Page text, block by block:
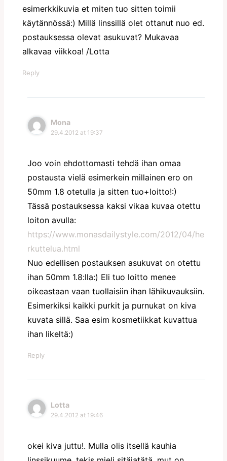
esimerkkikuvia et miten tuo sitten toimii
käytännössä:) Millä linssillä olet ottanut nuo ed.
postauksessa olevat asukuvat? Mukavaa
alkavaa viikkoa! /Lotta
Reply
Mona
29.4.2012 at 19:37
Joo voin ehdottomasti tehdä ihan omaa
postausta vielä esimerkein millainen ero on
50mm 1.8 otetulla ja sitten tuo+loitto!:)
Tässä postauksessa kaksi vikaa kuvaa otettu
loiton avulla:
https://www.monasdailystyle.com/2012/04/he
rkuttelua.html
Nuo edellisen postauksen asukuvat on otettu
ihan 50mm 1.8:lla:) Eli tuo loitto menee
oikeastaan vaan tuollaisiin ihan lähikuvauksiin.
Esimerkiksi kaikki purkit ja purnukat on kiva
kuvata sillä. Saa esim kosmetiikkat kuvattua
ihan likeltä:)
Reply
Lotta
29.4.2012 at 19:46
okei kiva juttu!. Mulla olis itsellä kauhia